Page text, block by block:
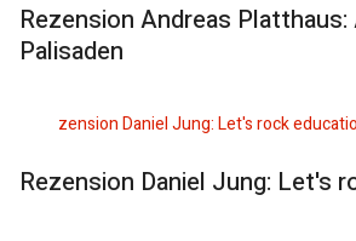
Rezension Andreas
Palisaden
Rezension Daniel Jung: Let's